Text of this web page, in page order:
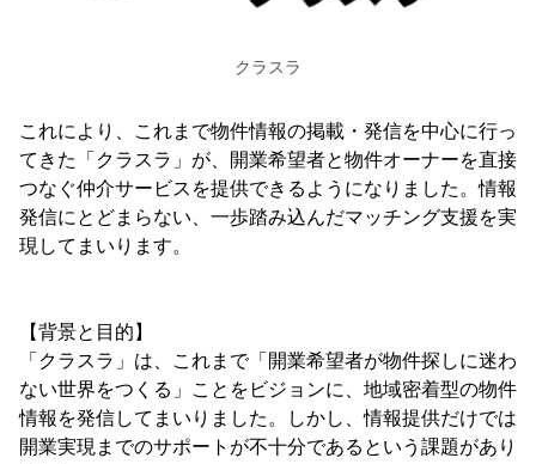
クラスラ
これにより、これまで物件情報の掲載・発信を中心に行っ
てきた「クラスラ」が、開業希望者と物件オーナーを直接
つなぐ仲介サービスを提供できるようになりました。情報
発信にとどまらない、一歩踏み込んだマッチング支援を実
現してまいります。
【背景と目的】
「クラスラ」は、これまで「開業希望者が物件探しに迷わ
ない世界をつくる」ことをビジョンに、地域密着型の物件
情報を発信してまいりました。しかし、情報提供だけでは
開業実現までのサポートが不十分であるという課題があり